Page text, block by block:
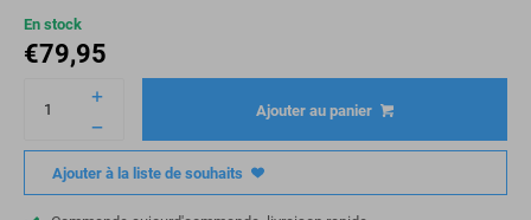
En stock
€79,95
Ajouter au panier
Ajouter à la liste de souhaits